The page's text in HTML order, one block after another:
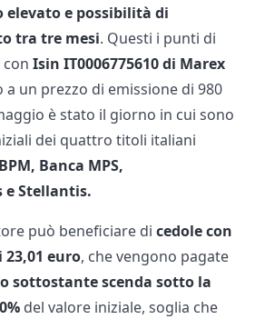
e possibilità di
tra tre mesi. Questi i punti di
Isin IT0006775610 di Marex
a un prezzo di emissione di 980
è stato il giorno in cui sono
dei quattro titoli italiani
Banca MPS,
e Stellantis.
può beneficiare di cedole con
euro, che vengono pagate
sottostantescenda sotto la
del valore iniziale, soglia che